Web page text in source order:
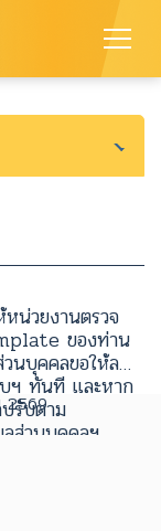
หน่วยงานตรวจ
ของท่าน
นบุคคลขอให้ลบ
ฯ ทันที และหาก
รับตาม
ส่วนบุคคลฯ
2569